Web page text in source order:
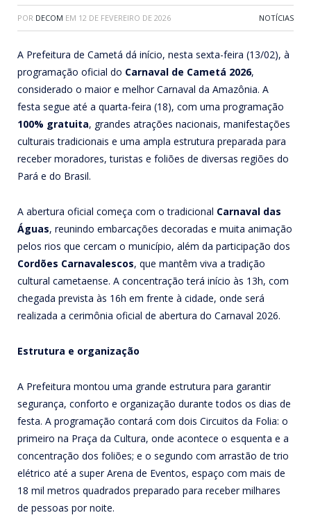
POR DECOM EM 12 DE FEVEREIRO DE 2026 NOTÍCIAS
A Prefeitura de Cametá dá início, nesta sexta-feira (13/02), à
programação oficial do Carnaval de Cametá 2026,
considerado o maior e melhor Carnaval da Amazônia. A
festa segue até a quarta-feira (18), com uma programação
100% gratuita, grandes atrações nacionais, manifestações
culturais tradicionais e uma ampla estrutura preparada para
receber moradores, turistas e foliões de diversas regiões do
Pará e do Brasil.
A abertura oficial começa com o tradicional Carnaval das
Águas, reunindo embarcações decoradas e muita animação
pelos rios que cercam o município, além da participação dos
Cordões Carnavalescos, que mantêm viva a tradição
cultural cametaense. A concentração terá início às 13h, com
chegada prevista às 16h em frente à cidade, onde será
realizada a cerimônia oficial de abertura do Carnaval 2026.
Estrutura e organização
A Prefeitura montou uma grande estrutura para garantir
segurança, conforto e organização durante todos os dias de
festa. A programação contará com dois Circuitos da Folia: o
primeiro na Praça da Cultura, onde acontece o esquenta e a
concentração dos foliões; e o segundo com arrastão de trio
elétrico até a super Arena de Eventos, espaço com mais de
18 mil metros quadrados preparado para receber milhares
de pessoas por noite.